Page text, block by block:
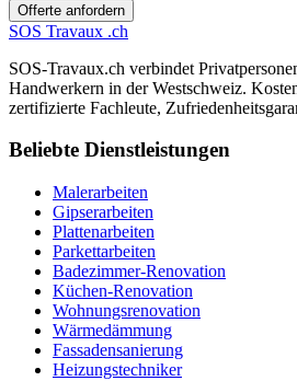
Offerte anfordern
SOS Travaux .ch
SOS-Travaux.ch verbindet
Handwerkern in der Westschweiz.
zertifizierte Fachleute,
Beliebte Dienstleistungen
Malerarbeiten
Gipserarbeiten
Plattenarbeiten
Parkettarbeiten
Badezimmer-Renovation
Küchen-Renovation
Wohnungsrenovation
Wärmedämmung
Fassadensanierung
Heizungstechniker